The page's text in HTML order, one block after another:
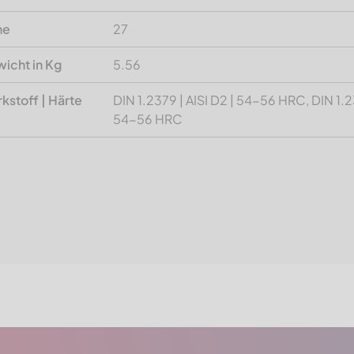
27
in Kg 5.56
| Härte
DIN 1.2379 | AISI D2 | 54-56 HRC, DIN
54-56 HRC